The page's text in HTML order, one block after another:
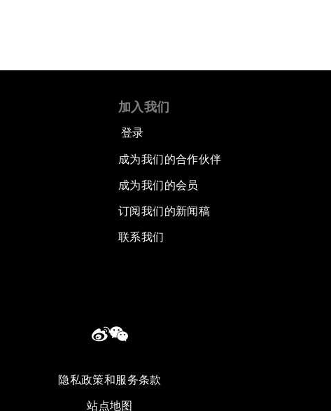
加入我们
登录
成为我们的合作伙伴
成为我们的会员
订阅我们的新闻稿
联系我们
隐私政策和服务条款
站点地图